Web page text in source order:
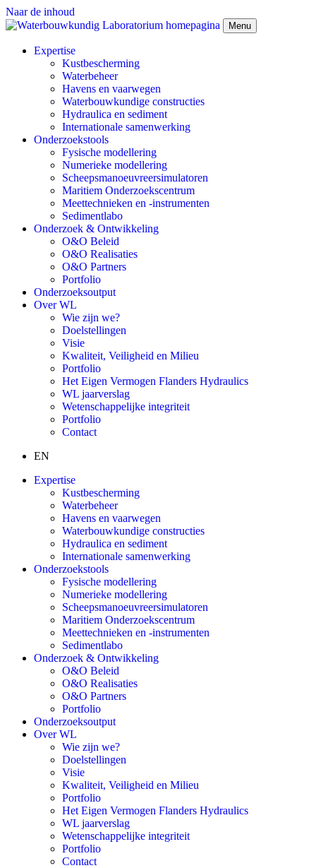
Naar de inhoud
Menu
Expertise
Kustbescherming
Waterbeheer
Havens en vaarwegen
Waterbouwkundige constructies
Hydraulica en sediment
Internationale samenwerking
Onderzoekstools
Fysische modellering
Numerieke modellering
Scheepsmanoeuvreersimulatoren
Maritiem Onderzoekscentrum
Meettechnieken en -instrumenten
Sedimentlabo
Onderzoek & Ontwikkeling
O&O Beleid
O&O Realisaties
O&O Partners
Portfolio
Onderzoeksoutput
Over WL
Wie zijn we?
Doelstellingen
Visie
Kwaliteit, Veiligheid en Milieu
Portfolio
Het Eigen Vermogen Flanders Hydraulics
WL jaarverslag
Wetenschappelijke integriteit
Portfolio
Contact
EN
Expertise
Kustbescherming
Waterbeheer
Havens en vaarwegen
Waterbouwkundige constructies
Hydraulica en sediment
Internationale samenwerking
Onderzoekstools
Fysische modellering
Numerieke modellering
Scheepsmanoeuvreersimulatoren
Maritiem Onderzoekscentrum
Meettechnieken en -instrumenten
Sedimentlabo
Onderzoek & Ontwikkeling
O&O Beleid
O&O Realisaties
O&O Partners
Portfolio
Onderzoeksoutput
Over WL
Wie zijn we?
Doelstellingen
Visie
Kwaliteit, Veiligheid en Milieu
Portfolio
Het Eigen Vermogen Flanders Hydraulics
WL jaarverslag
Wetenschappelijke integriteit
Portfolio
Contact